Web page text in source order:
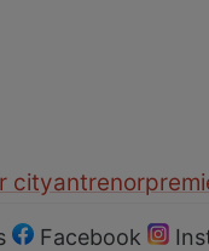
cityantrenor
Facebook